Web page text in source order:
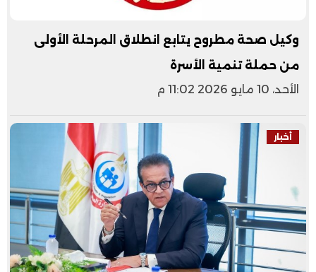
وكيل صحة مطروح يتابع انطلاق المرحلة الأولى
من حملة تنمية الأسرة
الأحد، 10 مايو 2026 11:02 م
أخبار